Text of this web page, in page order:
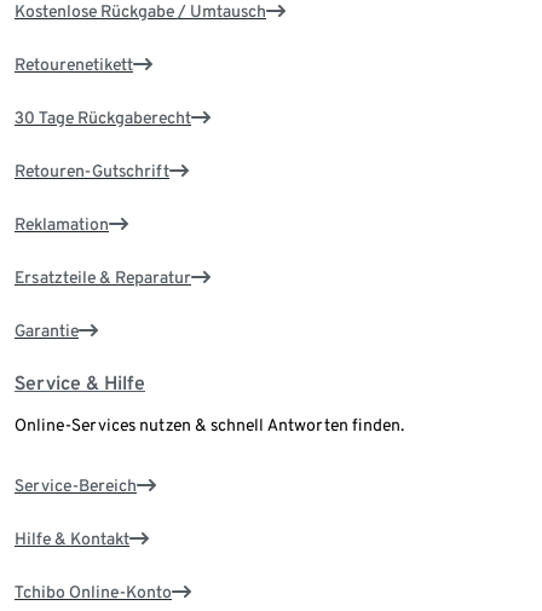
Kostenlose Rückgabe / Umtausch
Retourenetikett
30 Tage Rückgaberecht
Retouren-Gutschrift
Reklamation
Ersatzteile & Reparatur
Garantie
Service & Hilfe
Online-Services nutzen & schnell Antworten finden.
Service-Bereich
Hilfe & Kontakt
Tchibo Online-Konto